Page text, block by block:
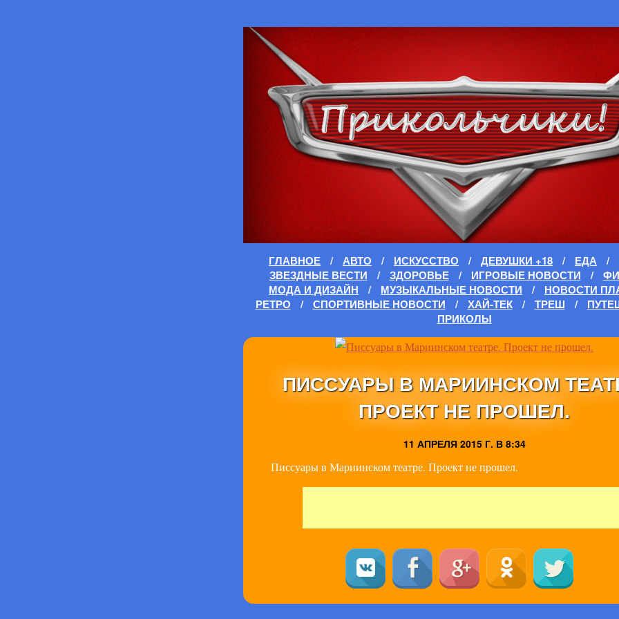
ГЛАВНОЕ / АВТО / ИСКУССТВО / ДЕВУШКИ +18 / ЕДА
/
ЗВЕЗДНЫЕ ВЕСТИ
/ ЗДОРОВЬЕ / ИГРОВЫЕ НОВОСТИ /
МОДА И ДИЗАЙН
/ МУЗЫКАЛЬНЫЕ НОВОСТИ /
НОВОСТИ
РЕТРО
/ СПОРТИВНЫЕ НОВОСТИ / ХАЙ-ТЕК / ТРЕШ /
ПРИКОЛЫ
ПИССУАРЫ В МАРИИНСКОМ
ПРОЕКТ НЕ ПРОШЕЛ.
11 АПРЕЛЯ 2015 Г. В 8:34
Писсуары в Мариинском театре. Проект не прошел.